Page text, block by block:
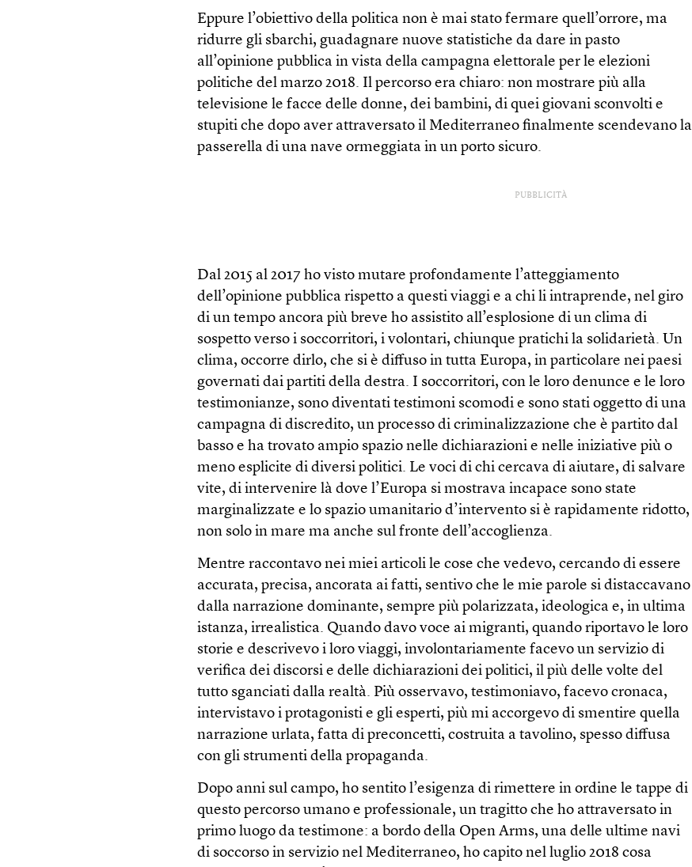
Eppure l’obiettivo della politica non è mai stato fermare quell’orrore, ma
ridurre gli sbarchi, guadagnare nuove statistiche da dare in pasto
all’opinione pubblica in vista della campagna elettorale per le elezioni
politiche del marzo 2018. Il percorso era chiaro: non mostrare più alla
televisione le facce delle donne, dei bambini, di quei giovani sconvolti e
stupiti che dopo aver attraversato il Mediterraneo finalmente scendevano la
passerella di una nave ormeggiata in un porto sicuro.
PUBBLICITÀ
Dal 2015 al 2017 ho visto mutare profondamente l’atteggiamento
dell’opinione pubblica rispetto a questi viaggi e a chi li intraprende, nel giro
di un tempo ancora più breve ho assistito all’esplosione di un clima di
sospetto verso i soccorritori, i volontari, chiunque pratichi la solidarietà. Un
clima, occorre dirlo, che si è diffuso in tutta Europa, in particolare nei paesi
governati dai partiti della destra. I soccorritori, con le loro denunce e le loro
testimonianze, sono diventati testimoni scomodi e sono stati oggetto di una
campagna di discredito, un processo di criminalizzazione che è partito dal
basso e ha trovato ampio spazio nelle dichiarazioni e nelle iniziative più o
meno esplicite di diversi politici. Le voci di chi cercava di aiutare, di salvare
vite, di intervenire là dove l’Europa si mostrava incapace sono state
marginalizzate e lo spazio umanitario d’intervento si è rapidamente ridotto,
non solo in mare ma anche sul fronte dell’accoglienza.
Mentre raccontavo nei miei articoli le cose che vedevo, cercando di essere
accurata, precisa, ancorata ai fatti, sentivo che le mie parole si distaccavano
dalla narrazione dominante, sempre più polarizzata, ideologica e, in ultima
istanza, irrealistica. Quando davo voce ai migranti, quando riportavo le loro
storie e descrivevo i loro viaggi, involontariamente facevo un servizio di
verifica dei discorsi e delle dichiarazioni dei politici, il più delle volte del
tutto sganciati dalla realtà. Più osservavo, testimoniavo, facevo cronaca,
intervistavo i protagonisti e gli esperti, più mi accorgevo di smentire quella
narrazione urlata, fatta di preconcetti, costruita a tavolino, spesso diffusa
con gli strumenti della propaganda.
Dopo anni sul campo, ho sentito l’esigenza di rimettere in ordine le tappe di
questo percorso umano e professionale, un tragitto che ho attraversato in
primo luogo da testimone: a bordo della Open Arms, una delle ultime navi
di soccorso in servizio nel Mediterraneo, ho capito nel luglio 2018 cosa